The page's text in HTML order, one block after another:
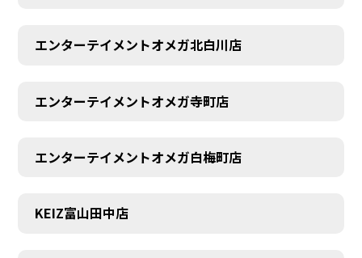
エンターテイメントオメガ北白川店
エンターテイメントオメガ寺町店
エンターテイメントオメガ白梅町店
KEIZ富山田中店